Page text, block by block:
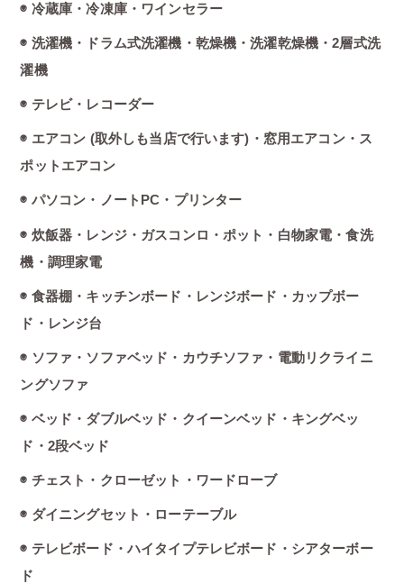
◉ 冷蔵庫・冷凍庫・ワインセラー
◉ 洗濯機・ドラム式洗濯機・乾燥機・洗濯乾燥機・2層式洗
濯機
◉ テレビ・レコーダー
◉ エアコン (取外しも当店で行います)・窓用エアコン・ス
ポットエアコン
◉ パソコン・ノートPC・プリンター
◉ 炊飯器・レンジ・ガスコンロ・ポット・白物家電・食洗
機・調理家電
◉ 食器棚・キッチンボード・レンジボード・カップボー
ド・レンジ台
◉ ソファ・ソファベッド・カウチソファ・電動リクライニ
ングソファ
◉ ベッド・ダブルベッド・クイーンベッド・キングベッ
ド・2段ベッド
◉ チェスト・クローゼット・ワードローブ
◉ ダイニングセット・ローテーブル
◉ テレビボード・ハイタイプテレビボード・シアターボー
ド